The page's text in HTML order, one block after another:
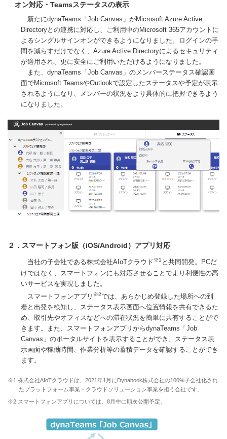
オン対応・Teamsステータスの表示
新たにdynaTeams「Job Canvas」がMicrosoft Azure Active
Directoryとの連携に対応し、ご利用中のMicrosoft 365アカウントに
よるシングルサインオンができるようになりました。ログインの手
間を減らすだけでなく、Azure Active Directoryによるセキュリティ
が適用され、更に安全にご利用いただけるようになりました。
また、dynaTeams「Job Canvas」のメンバーステータス確認画
面でMicrosoft TeamsやOutlookで設定したステータスや予定が表示
されるようになり、メンバーの状況をより具体的に把握できるよう
になりました。
２．スマートフォン版（iOS/Android）アプリ対応
当社の子会社である株式会社AIoTクラウド※1 と共同開発。PCだ
けではなく、スマートフォンにも対応させることでより利便性の高
いサービスを実現しました。
スマートフォンアプリ ※2では、あらかじめ登録した場所への到
着と出発を検知し、ステータス表示画面へ位置情報を共有できるた
め、取引先やオフィスなどへの滞在状況を簡単に共有することがで
きます。また、スマートフォンアプリからdynaTeams「Job
Canvas」のポータルサイトを表示することができ、ステータス表
示画面や稼働時間、作業分析等の蓄積データを確認することができ
ます。
※1 株式会社AIoTクラウドは、2021年1月にDynabook株式会社の100%子会社化され
たプラットフォーム事業・クラウドソリューション事業を担う会社です。
※2 スマートフォンアプリについては、8月中に順次公開予定。